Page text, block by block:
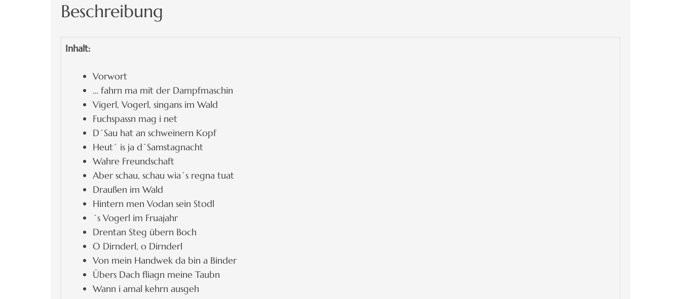
Beschreibung
Inhalt:
Vorwort
… fahrn ma mit der Dampfmaschin
Vigerl, Vogerl, singans im Wald
Fuchspassn mag i net
D´Sau hat an schweinern Kopf
Heut´ is ja d´Samstagnacht
Wahre Freundschaft
Aber schau, schau wia´s regna tuat
Draußen im Wald
Hintern men Vodan sein Stodl
´s Vogerl im Fruajahr
Drentan Steg übern Boch
O Dirnderl, o Dirnderl
Von mein Handwek da bin a Binder
Übers Dach fliagn meine Taubn
Wann i amal kehrn ausgeh